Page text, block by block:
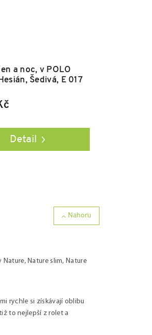
a noc, v POLO
Šedivá, E 017
Detail
Nahoru
Nature slim, Nature
rychle si získávají oblibu
to nejlepší z rolet a